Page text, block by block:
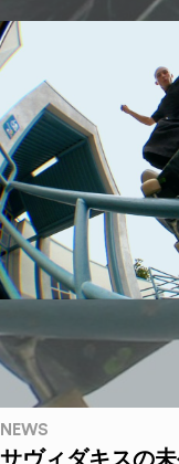
NEWS
サヴィダキスの